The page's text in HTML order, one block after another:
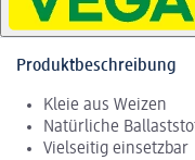
Produktbeschreibung
Kleie aus Weizen
Natürliche
Vielseitig einsetzbar